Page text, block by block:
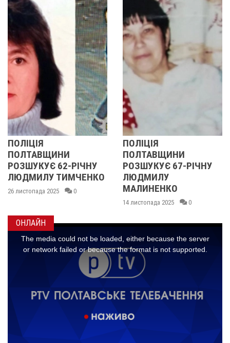
62-РІЧНУ
ТИМЧЕНКО
2025 0
ПОЛІЦІЯ
ПОЛТАВЩИНИ
РОЗШУКУЄ 67-РІЧНУ
ЛЮДМИЛУ
МАЛИНЕНКО
14 листопада 2025 0
ОНЛАЙН